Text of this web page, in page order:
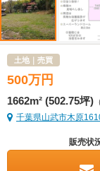
土地｜売買
500万 円
1662m² (502.75坪)
千葉県山武市木原
販売状